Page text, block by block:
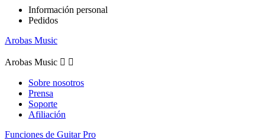
Información personal
Pedidos
Arobas Music
Arobas Music  
Sobre nosotros
Prensa
Soporte
Afiliación
Funciones de Guitar Pro